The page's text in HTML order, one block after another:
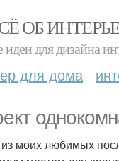
ОБ
для дизайна
для дома
моих любимых